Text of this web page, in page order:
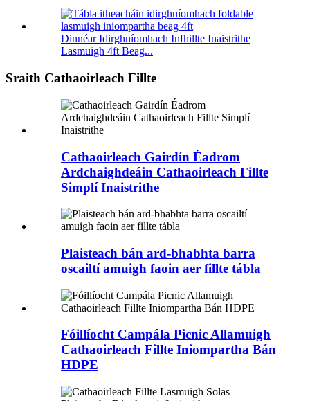
Dinnéar Idirghníomhach Infhillte Inaistrithe
Lasmuigh 4ft Beag...
Sraith Cathaoirleach Fillte
Cathaoirleach Gairdín Éadrom
Ardchaighdeáin Cathaoirleach Fillte
Simplí Inaistrithe
Plaisteach bán ard-bhabhta barra
oscailtí amuigh faoin aer fillte tábla
Fóillíocht Campála Picnic Allamuigh
Cathaoirleach Fillte Iniompartha Bán
HDPE